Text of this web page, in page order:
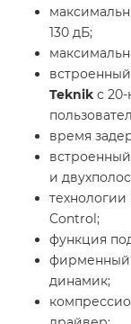
130 дБ;
Teknik с
время
и
Control;
функция
фирменный
динамик;